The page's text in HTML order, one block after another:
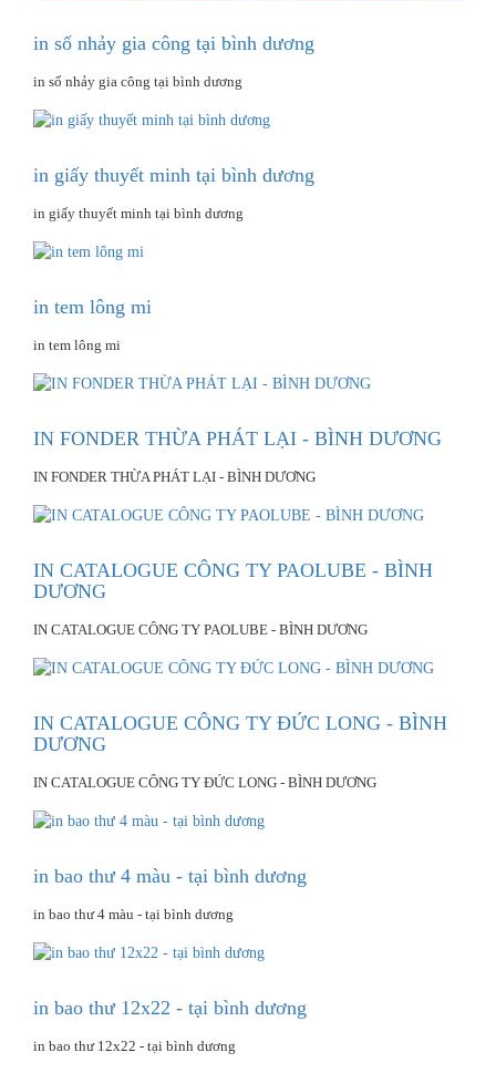
in số nhảy gia công tại bình dương
in số nhảy gia công tại bình dương
in giấy thuyết minh tại bình dương
in giấy thuyết minh tại bình dương
in tem lông mi
in tem lông mi
IN FONDER THỪA PHÁT LẠI - BÌNH DƯƠNG
IN FONDER THỪA PHÁT LẠI - BÌNH DƯƠNG
IN CATALOGUE CÔNG TY PAOLUBE - BÌNH
DƯƠNG
IN CATALOGUE CÔNG TY PAOLUBE - BÌNH DƯƠNG
IN CATALOGUE CÔNG TY ĐỨC LONG - BÌNH
DƯƠNG
IN CATALOGUE CÔNG TY ĐỨC LONG - BÌNH DƯƠNG
in bao thư 4 màu - tại bình dương
in bao thư 4 màu - tại bình dương
in bao thư 12x22 - tại bình dương
in bao thư 12x22 - tại bình dương